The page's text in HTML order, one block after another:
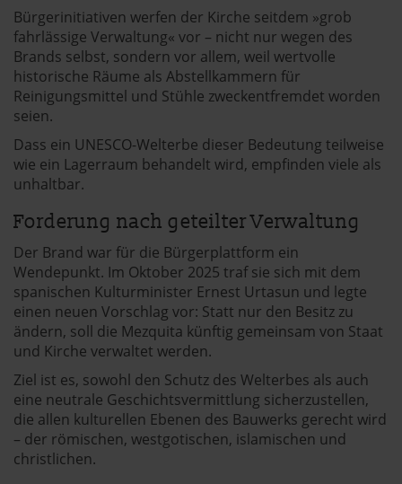
Bürgerinitiativen werfen der Kirche seitdem »grob
fahrlässige Verwaltung« vor – nicht nur wegen des
Brands selbst, sondern vor allem, weil wertvolle
historische Räume als Abstellkammern für
Reinigungsmittel und Stühle zweckentfremdet worden
seien.
Dass ein UNESCO-Welterbe dieser Bedeutung teilweise
wie ein Lagerraum behandelt wird, empfinden viele als
unhaltbar.
Forderung nach geteilter Verwaltung
Der Brand war für die Bürgerplattform ein
Wendepunkt. Im Oktober 2025 traf sie sich mit dem
spanischen Kulturminister Ernest Urtasun und legte
einen neuen Vorschlag vor: Statt nur den Besitz zu
ändern, soll die Mezquita künftig gemeinsam von Staat
und Kirche verwaltet werden.
Ziel ist es, sowohl den Schutz des Welterbes als auch
eine neutrale Geschichtsvermittlung sicherzustellen,
die allen kulturellen Ebenen des Bauwerks gerecht wird
– der römischen, westgotischen, islamischen und
christlichen.